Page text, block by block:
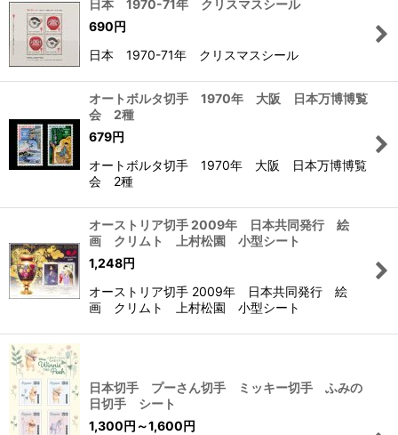
日本 1970-71年 クリスマスシール
690円
日本 1970-71年 クリスマスシール
オートボルタ切手 1970年 大阪 日本万博博覧
会 2種
679円
オートボルタ切手 1970年 大阪 日本万博博覧
会 2種
オーストリア切手 2009年 日本共同発行 絵
画 クリムト 上村松園 小型シート
1,248円
オーストリア切手 2009年 日本共同発行 絵
画 クリムト 上村松園 小型シート
日本切手 プーさん切手 ミッキー切手 ふみの
日切手 シート
1,300円 ～1,600円